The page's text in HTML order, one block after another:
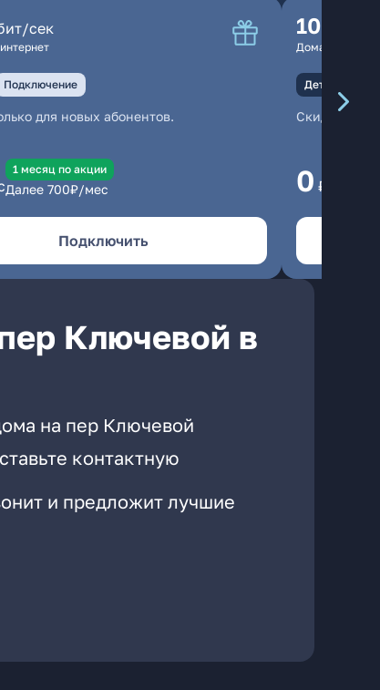
сек
Подключение
для новых абонентов.
1 месяц по акции
Далее 700₽/мес
Подключить
100
Домашний
Детали
Скидка
0 ₽/мес
Ключевой в
на пер Ключевой
контактную
и предложит лучшие